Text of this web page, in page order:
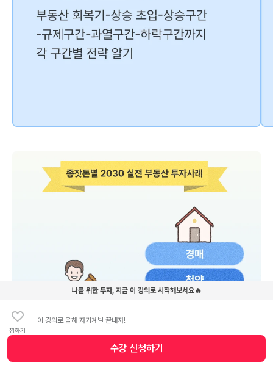
찜하기
나를 위한 투자, 지금 이 강의로 시작해보세요🔥
이 강의로 올해 자기계발 끝내자!
수강 신청하기